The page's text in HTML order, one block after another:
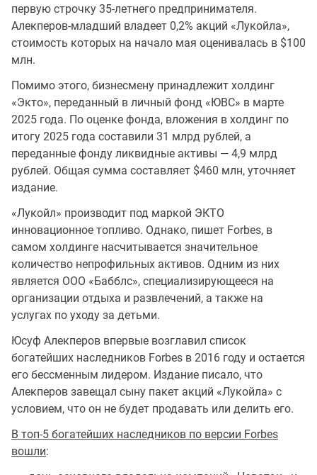
первую строчку 35-летнего предпринимателя.
Алекперов-младший владеет 0,2% акций «Лукойла»,
стоимость которых на начало мая оценивалась в $100
млн.
Помимо этого, бизнесмену принадлежит холдинг
«Экто», переданный в личный фонд «ЮВС» в марте
2025 года. По оценке фонда, вложения в холдинг по
итогу 2025 года составили 31 млрд рублей, а
переданные фонду ликвидные активы — 4,9 млрд
рублей. Общая сумма составляет $460 млн, уточняет
издание.
«Лукойл» производит под маркой ЭКТО
инновационное топливо. Однако, пишет Forbes, в
самом холдинге насчитывается значительное
количество непрофильных активов. Одним из них
является ООО «Бабблс», специализирующееся на
организации отдыха и развлечений, а также на
услугах по уходу за детьми.
Юсуф Алекперов впервые возглавил список
богатейших наследников Forbes в 2016 году и остается
его бессменным лидером. Издание писало, что
Алекперов завещал сыну пакет акций «Лукойла» с
условием, что он не будет продавать или делить его.
В топ-5 богатейших наследников по версии Forbes
вошли: